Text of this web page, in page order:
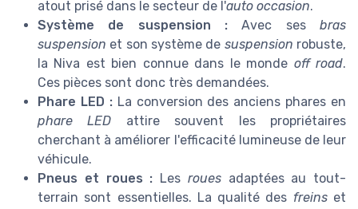
atout prisé dans le secteur de l'auto occasion.
Système de suspension : Avec ses bras
suspension et son système de suspension robuste,
la Niva est bien connue dans le monde off road.
Ces pièces sont donc très demandées.
Phare LED :La conversion des anciens phares en
phare LED attire souvent les propriétaires
cherchant à améliorer l'efficacité lumineuse de leur
véhicule.
Pneus et roues : Les rouesadaptées au tout-
terrain sont essentielles. La qualité des freinset